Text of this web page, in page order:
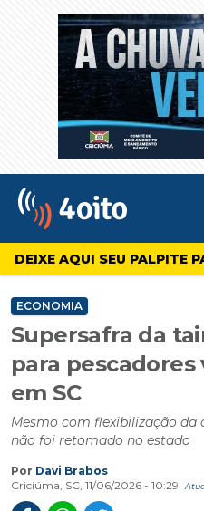
4oito
DEIXE AQUI SEU PALPITE
ECONOMIA
Supersafra da
para
em SC
Mesmo com flexibilização
não foi retomado no estado
Por Davi Brabos
Criciúma, SC, 11/06/2026 - 10:29